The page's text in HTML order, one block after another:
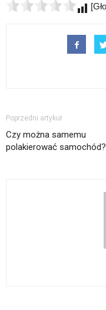
Poprzedni artykuł
Czy można samemu
polakierować samochód?